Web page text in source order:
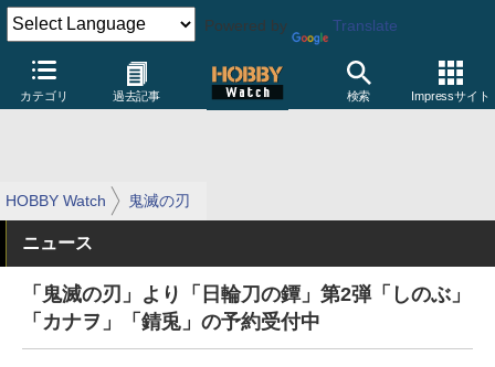
Powered by Translate
カテゴリ 過去記事 検索 Impressサイト
HOBBY Watch 鬼滅の刃
ニュース
「鬼滅の刃」より「日輪刀の鐔」第2弾「しのぶ」
「カナヲ」「錆兎」の予約受付中